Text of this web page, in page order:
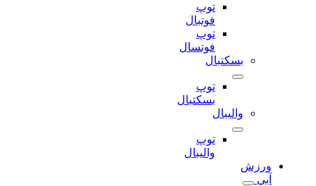
توپ
فوتبال
توپ
فوتسال
بسکتبال
توپ
بسکتبال
والیبال
توپ
والیبال
ورزش